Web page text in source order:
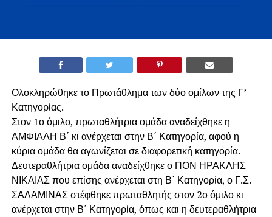
Ολοκληρώθηκε το Πρωτάθλημα των δύο ομίλων της Γ’
Κατηγορίας.
Στον 1ο όμιλο, πρωταθλήτρια ομάδα αναδείχθηκε η
ΑΜΦΙΑΛΗ Β΄ κι ανέρχεται στην Β΄ Κατηγορία, αφού η
κύρια ομάδα θα αγωνίζεται σε διαφορετική κατηγορία.
Δευτεραθλήτρια ομάδα αναδείχθηκε ο ΠΟΝ ΗΡΑΚΛΗΣ
ΝΙΚΑΙΑΣ που επίσης ανέρχεται στη Β΄ Κατηγορία, ο Γ.Σ.
ΣΑΛΑΜΙΝΑΣ στέφθηκε πρωταθλητής στον 2ο όμιλο κι
ανέρχεται στην Β΄ Κατηγορία, όπως και η δευτεραθλήτρια